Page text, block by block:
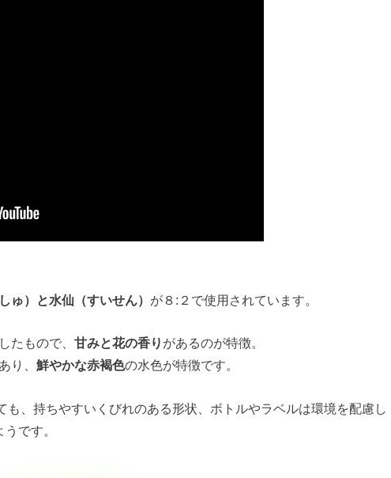
ゅ）と水仙（すいせん） が８:２で使用されています。
たもので、 甘みと花の香り があるのが特徴。
り、 鮮やかな赤褐色の水色が特徴です。
も、持ちやすいくびれのある形状、ボトルやラベルは環境を配慮し
です。